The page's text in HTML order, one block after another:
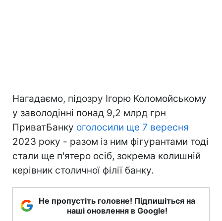
Нагадаємо, підозру Ігорю Коломойському
у заволодінні понад 9,2 млрд грн
ПриватБанку оголосили ще 7 вересня
2023 року - разом із ним фігурантами тоді
стали ще п'ятеро осіб, зокрема колишній
керівник столичної філії банку.
Не пропустіть головне! Підпишіться на
наші оновлення в Google!